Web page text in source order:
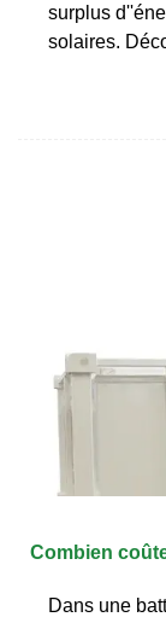
surplus
solaires.
Combien
Dans une